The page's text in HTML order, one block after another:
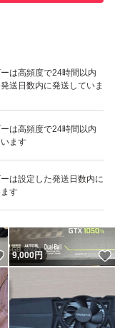
は高頻度で24時間以内
送日数内に発送していま
は高頻度で24時間以内
ます
は設定した発送日数内に
す
いいね！
5,900
いいね！
9,000円